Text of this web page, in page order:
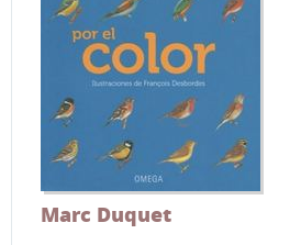
Marc Duquet